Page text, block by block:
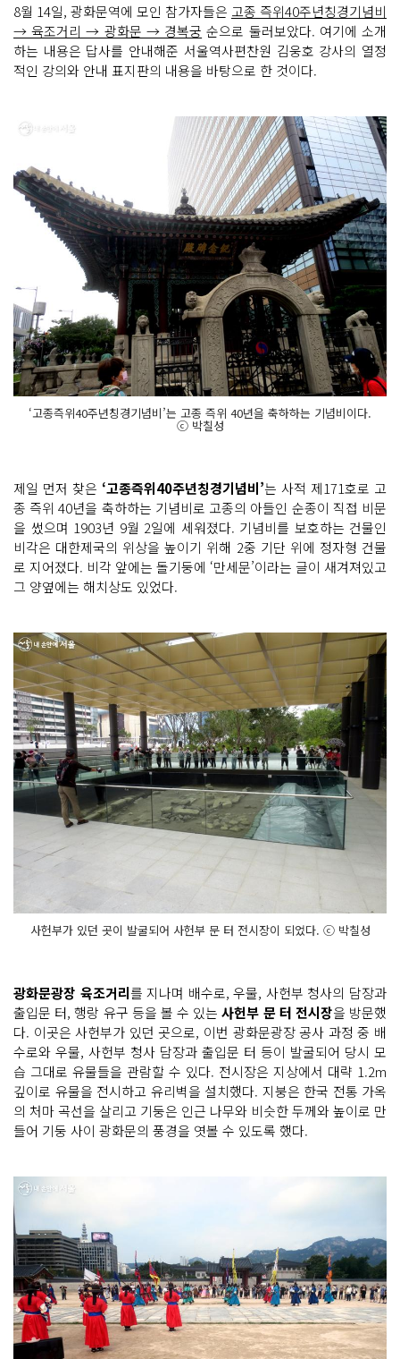
8월 14일, 광화문역에 모인 참가자들은 고종 즉위40주년칭경기념비
→ 육조거리 → 광화문 → 경복궁 순으로 둘러보았다. 여기에 소개
하는 내용은 답사를 안내해준 서울역사편찬원 김웅호 강사의 열정
적인 강의와 안내 표지판의 내용을 바탕으로 한 것이다.
‘고종즉위40주년칭경기념비’는 고종 즉위 40년을 축하하는 기념비이다.
ⓒ 박칠성
제일 먼저 찾은 ‘고종즉위40주년칭경기념비’는 사적 제171호로 고
종 즉위 40년을 축하하는 기념비로 고종의 아들인 순종이 직접 비문
을 썼으며 1903년 9월 2일에 세워졌다. 기념비를 보호하는 건물인
비각은 대한제국의 위상을 높이기 위해 2중 기단 위에 정자형 건물
로 지어졌다. 비각 앞에는 돌기둥에 ‘만세문’이라는 글이 새겨져있고
그 양옆에는 해치상도 있었다.
사헌부가 있던 곳이 발굴되어 사헌부 문 터 전시장이 되었다. ⓒ 박칠성
광화문광장 육조거리를 지나며 배수로, 우물, 사헌부 청사의 담장과
출입문 터, 행랑 유구 등을 볼 수 있는사헌부 문 터 전시장을 방문했
다. 이곳은 사헌부가 있던 곳으로, 이번 광화문광장 공사 과정 중 배
수로와 우물, 사헌부 청사 담장과 출입문 터 등이 발굴되어 당시 모
습 그대로 유물들을 관람할 수 있다. 전시장은 지상에서 대략 1.2m
깊이로 유물을 전시하고 유리벽을 설치했다. 지붕은 한국 전통 가옥
의 처마 곡선을 살리고 기둥은 인근 나무와 비슷한 두께와 높이로 만
들어 기둥 사이 광화문의 풍경을 엿볼 수 있도록 했다.